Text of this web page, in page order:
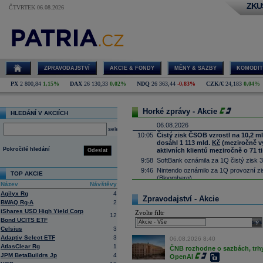
ČTVRTEK 06.08.2026
ZPRAVODAJSTVÍ AKCIE & FONDY MĚNY & SAZBY
PX 2 800,84 1,15% DAX 26 130,33 0,02% NDQ 26 363,44 -0,83% CZK/€ 24,183 0,04%
HLEDÁNÍ V AKCIÍCH
select
Odeslat
Pokročilé hledání
TOP AKCIE
Název
Návštěvy
Agilyx Rg
4
BWAQ Rg-A
2
iShares USD High Yield Corp
Bond UCITS ETF
12
Celsius
3
Adaptiv Select ETF
3
AtlasClear Rg
1
JPM BetaBuildrs Jp
4
Horké zprávy - Akcie
06.08.2026
10:05 Čistý zisk ČSOB vzrostl na 10,2
dosáhl 1 113 mld. Kč (meziročně
aktivních klientů meziročně o 71
9:58 SoftBank oznámila za 1Q čistý zisk
9:46 Nintendo oznámilo za 1Q provozní
(Bloomberg)
(Bloomberg)
9:09 ČR:Průmyslová výrobav červnu
předchozímu poklesu o 1,0 %
8:53
Deutsche Telekom
navyšuje
8:41
Siemens navyšuje výhled a
(Bloomberg)
8:35 AI model od Mety během
Zpravodajství - Akcie
Zvolte filtr
06.08.2026 8:40
ČNB rozhodne o sazbách,
OpenAI